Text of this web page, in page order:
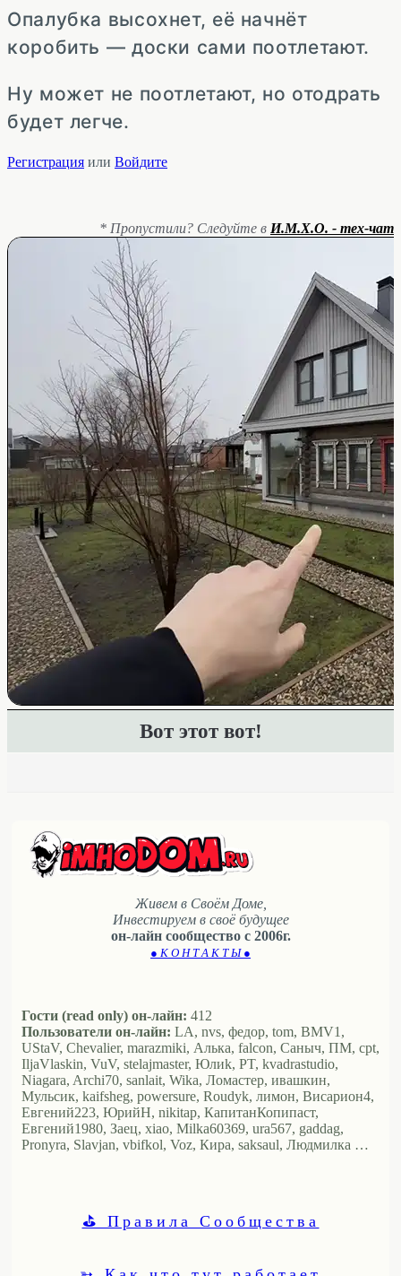
Опалубка высохнет, её начнёт
коробить — доски сами поотлетают.
Ну может не поотлетают, но отодрать
будет легче.
Регистрация или Войдите
* Пропустили? Следуйте в И.М.Х.О. - тех-чат
Вот этот вот!
Живем в Своём Доме,
Инвестируем в своё будущее
он-лайн сообщество с 2006г.
● К О Н Т А К Т Ы ●
Гости (read only) он-лайн: 412
Пользователи он-лайн: LA, nvs, федор, tom, BMV1,
UStaV, Chevalier, marazmiki, Алька, falcon, Саныч, ПМ, cpt,
IljaVlaskin, VuV, stelajmaster, Юлиk, PT, kvadrastudio,
Niagara, Archi70, sanlait, Wika, Ломастер, ивашкин,
Мульсик, kaifsheg, powersure, Roudyk, лимон, Висариoн4,
Евгений223, ЮрийН, nikitap, КапитанКопипаст,
Евгений1980, Заец, xiao, Milka60369, ura567, gaddag,
Pronyra, Slavjan, vbifkol, Voz, Кира, saksaul, Людмилка …
⛳ Правила Сообщества